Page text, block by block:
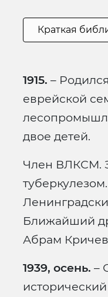
Краткая
1915. –
еврейской
двое детей.
Член ВЛКСМ.
Ближайший
Абрам
1939, осень. –